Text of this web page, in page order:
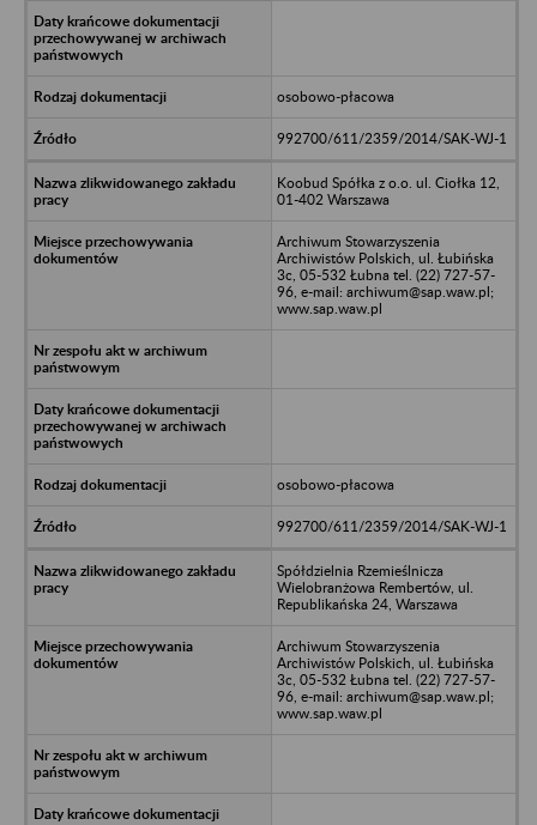
osobowo-płacowa
992700/611/2359/2014/SAK-WJ-1
Koobud Spółka z o.o. ul. Ciołka 12,
01-402 Warszawa
Archiwum Stowarzyszenia
Archiwistów Polskich, ul. Łubińska
3c, 05-532 Łubna tel. (22) 727-57-
96, e-mail: archiwum@sap.waw.pl;
www.sap.waw.pl
osobowo-płacowa
992700/611/2359/2014/SAK-WJ-1
Spółdzielnia Rzemieślnicza
Wielobranżowa Rembertów, ul.
Republikańska 24, Warszawa
Archiwum Stowarzyszenia
Archiwistów Polskich, ul. Łubińska
3c, 05-532 Łubna tel. (22) 727-57-
96, e-mail: archiwum@sap.waw.pl;
www.sap.waw.pl